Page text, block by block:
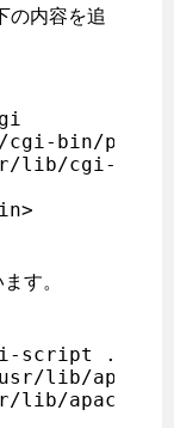
の内容を追
bin/php5-
lib/cgi-bin/
す。